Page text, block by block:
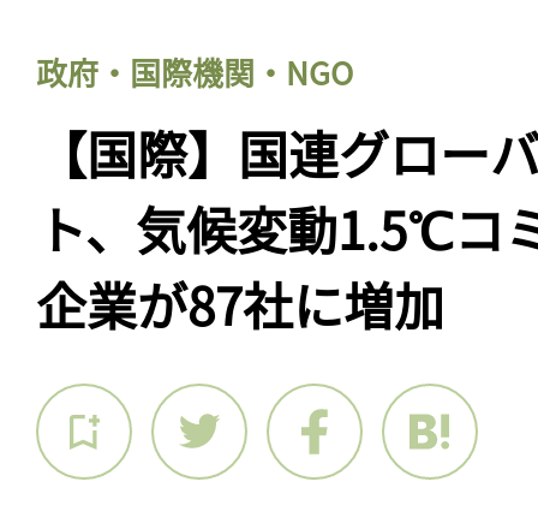
政府・国際機関・NGO
【国際】国連グロー
ト、気候変動1.5℃コ
企業が87社に増加